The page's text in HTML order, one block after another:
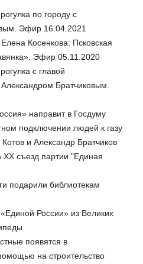
по городу с
Эфир 16.04.2021
Косенкова: Псковская
Эфир 05.11.2020
с главой
Братчиковым.
направит в Госдуму
подключении людей к газу
и Александр Братчиков
съезд партии "Единая
подарили библиотекам
России» из Великих
появятся в
на строительство